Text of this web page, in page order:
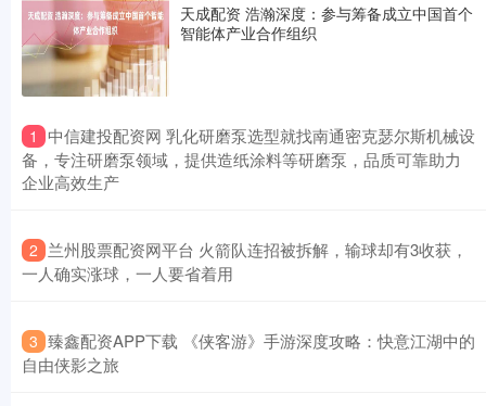
天成配资 浩瀚深度：参与筹备成立中国首个
智能体产业合作组织
1 ​中信建投配资网 乳化研磨泵选型就找南通密克瑟尔斯机械设
备，专注研磨泵领域，提供造纸涂料等研磨泵，品质可靠助力
企业高效生产
2 ​兰州股票配资网平台 火箭队连招被拆解，输球却有3收获，
一人确实涨球，一人要省着用
3 ​臻鑫配资APP下载 《侠客游》手游深度攻略：快意江湖中的
自由侠影之旅